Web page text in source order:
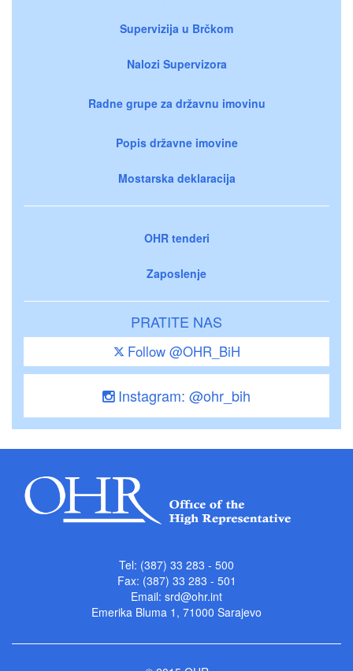
Supervizija u Brčkom
Nalozi Supervizora
Radne grupe za državnu imovinu
Popis državne imovine
Mostarska deklaracija
OHR tenderi
Zaposlenje
PRATITE NAS
Follow @OHR_BiH
Instagram: @ohr_bih
Tel: (387) 33 283 - 500
Fax: (387) 33 283 - 501
Email: srd@ohr.int
Emerika Bluma 1, 71000 Sarajevo